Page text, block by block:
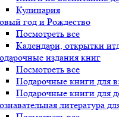
Кулинария
год и Рождество
Посмотреть все
Календари, открытки
издания книг
Посмотреть все
Подарочные книги для
Подарочные книги для
литература